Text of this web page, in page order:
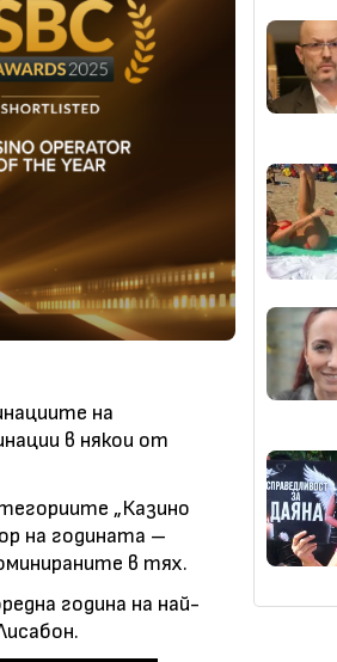
на
в някои от
„Казино
на годината –
в тях.
година на най-